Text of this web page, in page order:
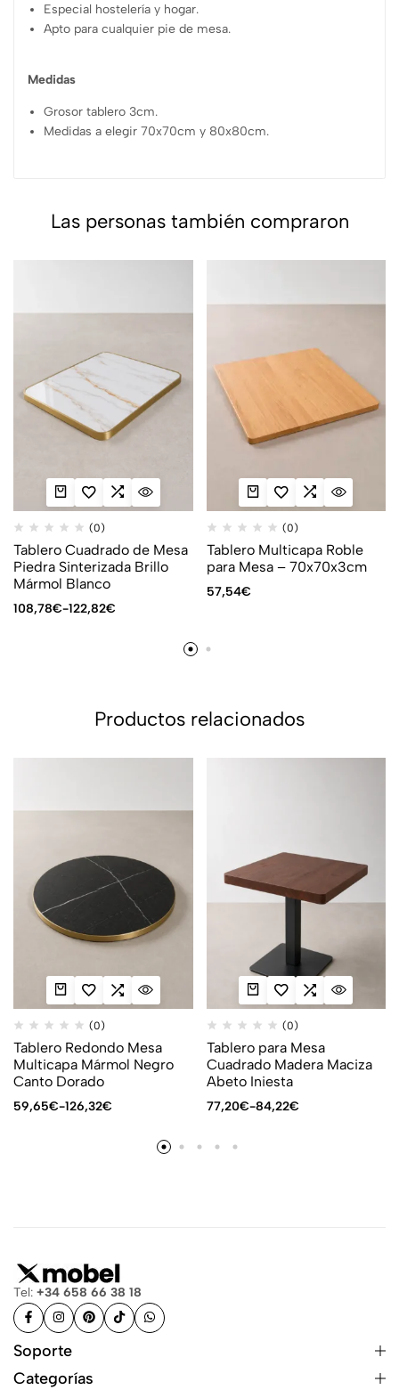
Especial hostelería y hogar.
Apto para cualquier pie de mesa.
Medidas
Grosor tablero 3cm.
Medidas a elegir 70x70cm y 80x80cm.
Las personas también compraron
(0)
Tablero Cuadrado de Mesa
Piedra Sinterizada Brillo
Mármol Blanco
108,78€-122,82€
(0)
Tablero Multicapa Roble
para Mesa – 70x70x3cm
57,54€
Productos relacionados
(0)
Tablero Redondo Mesa
Multicapa Mármol Negro
Canto Dorado
59,65€-126,32€
(0)
Tablero para Mesa
Cuadrado Madera Maciza
Abeto Iniesta
77,20€-84,22€
Tel: +34 658 66 38 18
Soporte
Categorías